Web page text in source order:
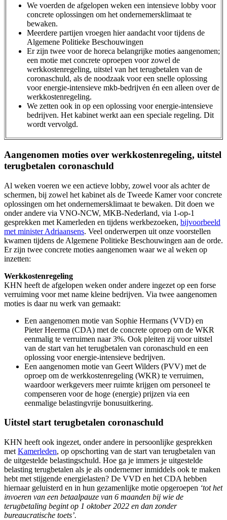
We voerden de afgelopen weken een intensieve lobby voor
concrete oplossingen om het ondernemersklimaat te
bewaken.
Meerdere partijen vroegen hier aandacht voor tijdens de
Algemene Politieke Beschouwingen
Er zijn twee voor de horeca belangrijke moties aangenomen;
een motie met concrete oproepen voor zowel de
werkkostenregeling, uitstel van het terugbetalen van de
coronaschuld, als de noodzaak voor een snelle oplossing
voor energie-intensieve mkb-bedrijven én een alleen over de
werkkostenregeling.
We zetten ook in op een oplossing voor energie-intensieve
bedrijven. Het kabinet werkt aan een speciale regeling. Dit
wordt vervolgd.
Aangenomen moties over werkkostenregeling, uitstel
terugbetalen coronaschuld
Al weken voeren we een actieve lobby, zowel voor als achter de
schermen, bij zowel het kabinet als de Tweede Kamer voor concrete
oplossingen om het ondernemersklimaat te bewaken. Dit doen we
onder andere via VNO-NCW, MKB-Nederland, via 1-op-1
gesprekken met Kamerleden en tijdens werkbezoeken, bijvoorbeeld
met minister Adriaansens. Veel onderwerpen uit onze voorstellen
kwamen tijdens de Algemene Politieke Beschouwingen aan de orde.
Er zijn twee concrete moties aangenomen waar we al weken op
inzetten:
Werkkostenregeling
KHN heeft de afgelopen weken onder andere ingezet op een forse
verruiming voor met name kleine bedrijven. Via twee aangenomen
moties is daar nu werk van gemaakt:
Een aangenomen motie van Sophie Hermans (VVD) en
Pieter Heerma (CDA) met de concrete oproep om de WKR
eenmalig te verruimen naar 3%. Ook pleiten zij voor uitstel
van de start van het terugbetalen van coronaschuld en een
oplossing voor energie-intensieve bedrijven.
Een aangenomen motie van Geert Wilders (PVV) met de
oproep om de werkkostenregeling (WKR) te verruimen,
waardoor werkgevers meer ruimte krijgen om personeel te
compenseren voor de hoge (energie) prijzen via een
eenmalige belastingvrije bonusuitkering.
Uitstel start terugbetalen coronaschuld
KHN heeft ook ingezet, onder andere in persoonlijke gesprekken
met Kamerleden, op opschorting van de start van terugbetalen van
de uitgestelde belastingschuld. Hoe ga je immers je uitgestelde
belasting terugbetalen als je als ondernemer inmiddels ook te maken
hebt met stijgende energielasten? De VVD en het CDA hebben
hiernaar geluisterd en in hun gezamenlijke motie opgeroepen ‘tot het
invoeren van een betaalpauze van 6 maanden bij wie de
terugbetaling begint op 1 oktober 2022 en dan zonder
bureaucratische toets’.